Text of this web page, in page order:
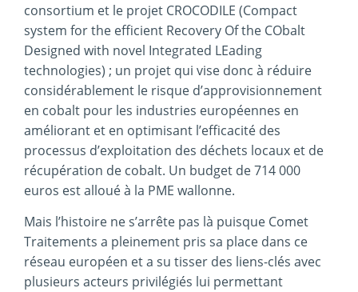
consortium et le projet CROCODILE (Compact
system for the efficient Recovery Of the CObalt
Designed with novel Integrated LEading
technologies) ; un projet qui vise donc à réduire
considérablement le risque d’approvisionnement
en cobalt pour les industries européennes en
améliorant et en optimisant l’efficacité des
processus d’exploitation des déchets locaux et de
récupération de cobalt. Un budget de 714 000
euros est alloué à la PME wallonne.
Mais l’histoire ne s’arrête pas là puisque Comet
Traitements a pleinement pris sa place dans ce
réseau européen et a su tisser des liens-clés avec
plusieurs acteurs privilégiés lui permettant